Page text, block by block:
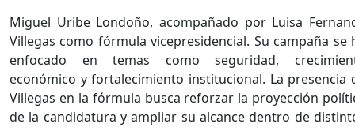
Miguel Uribe Londoño, acompañado por Luisa
Villegas como fórmula vicepresidencial. Su campaña se
enfocado en temas como seguridad,
económico y fortalecimiento institucional. La presencia
Villegas en la fórmula busca reforzar la proyección
de la candidatura y ampliar su alcance dentro de